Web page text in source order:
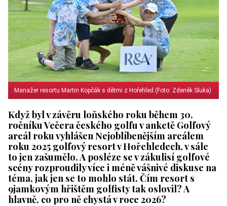
Manažer resortu Martin Kopčák s dětmi z Hořehled (Foto: Zdeněk Sluka)
Když byl v závěru loňského roku během 30.
ročníku Večera českého golfu v anketě Golfový
areál roku vyhlášen Nejoblíbenějším areálem
roku 2025 golfový resort v Hořehledech, v sále
to jen zašumělo. A posléze se v zákulisí golfové
scény rozproudily více i méně vášnivé diskuse na
téma, jak jen se to mohlo stát. Čím resort s
9jamkovým hřištěm golfisty tak oslovil? A
hlavně, co pro ně chystá v roce 2026?